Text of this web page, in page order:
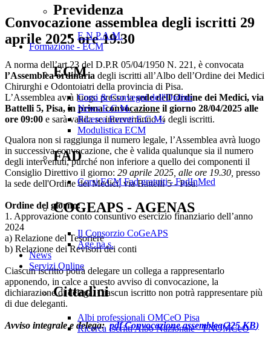
Previdenza
E.N.P.A.M.
Formazione - ECM
ECM
Corsi & Convegni dell'Ordine
News E.C.M.
Ricerca Eventi E.C.M.
Modulistica ECM
FAD
Corsi ECM Fad gratuiti - FadInMed
COGEAPS - AGENAS
Il Consorzio CoGeAPS
Age.na.s.
News
Servizi Online
Cittadini
Albi professionali OMCeO Pisa
Ricerca Iscritti Albo Nazionale - FNOMCeO
Convocazione assemblea degli iscritti 29
aprile 2025 ore 19.30
A norma dell’art.23 del D.P.R 05/04/1950 N. 221, è convocata
l’Assemblea ordinaria degli iscritti all’Albo dell’Ordine dei Medici
Chirurghi e Odontoiatri della provincia di Pisa.
L’Assemblea avrà luogo presso lasede dell'Ordine dei Medici, via
Battelli 5, Pisa, inprima convocazione il giorno 28/04/2025 alle
ore 09:00 e sarà valida se interverranno ¼ degli iscritti.
Qualora non si raggiunga il numero legale, l’Assemblea avrà luogo
in successiva convocazione, che è valida qualunque sia il numero
degli intervenuti, purché non inferiore a quello dei componenti il
Consiglio Direttivo il giorno: 29 aprile 2025, alle ore 19.30, presso
la sede dell'Ordine dei Medici, via Battelli 5 - Pisa.
Ordine del giorno:
1. Approvazione conto consuntivo esercizio finanziario dell’anno
2024
a) Relazione del Tesoriere
b) Relazione dei Revisori dei conti
Ciascun iscritto potrà delegare un collega a rappresentarlo
apponendo, in calce a questo avviso di convocazione, la
dichiarazione di delega. Ciascun iscritto non potrà rappresentare più
di due deleganti.
Avviso integrale e delega:pdfConvocazione assemblea(225 KB)